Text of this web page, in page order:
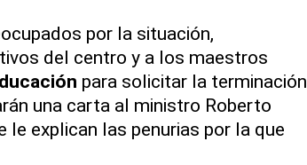
por la situación,
del centro y a los maestros
para solicitar la terminación
una carta al ministro Roberto
le explican las penurias por la que